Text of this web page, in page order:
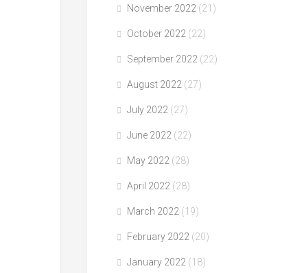
November 2022 (21)
October 2022 (22)
September 2022 (22)
August 2022 (27)
July 2022 (27)
June 2022 (22)
May 2022 (28)
April 2022 (28)
March 2022 (19)
February 2022 (20)
January 2022 (18)